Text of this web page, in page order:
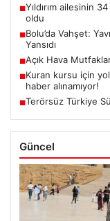
■Yıldırım ailesinin
oldu
■Bolu’da Vahşet:
Yansıdı
■Açık Hava
■Kuran kursu için
haber alınamıyor!
■Terörsüz Türkiye
Güncel